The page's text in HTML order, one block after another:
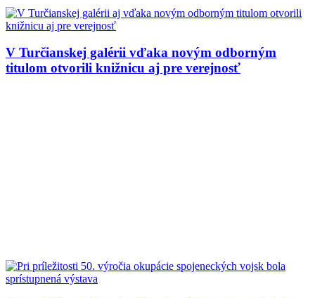
V Turčianskej galérii vďaka novým odborným
titulom otvorili knižnicu aj pre verejnosť